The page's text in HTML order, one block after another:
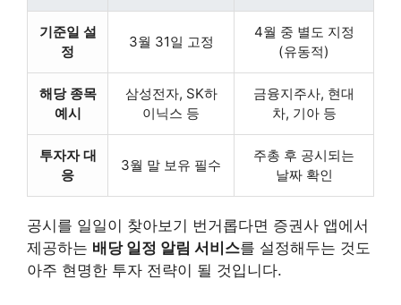
기준일 설
정
3월 31일 고정
4월 중 별도 지정
(유동적)
해당 종목
예시
삼성전자, SK하
이닉스 등
금융지주사, 현대
차, 기아 등
투자자 대
응
3월 말 보유 필수
주총 후 공시되는
날짜 확인
공시를 일일이 찾아보기 번거롭다면 증권사 앱에서
제공하는 배당 일정 알림 서비스를 설정해두는 것도
아주 현명한 투자 전략이 될 것입니다.